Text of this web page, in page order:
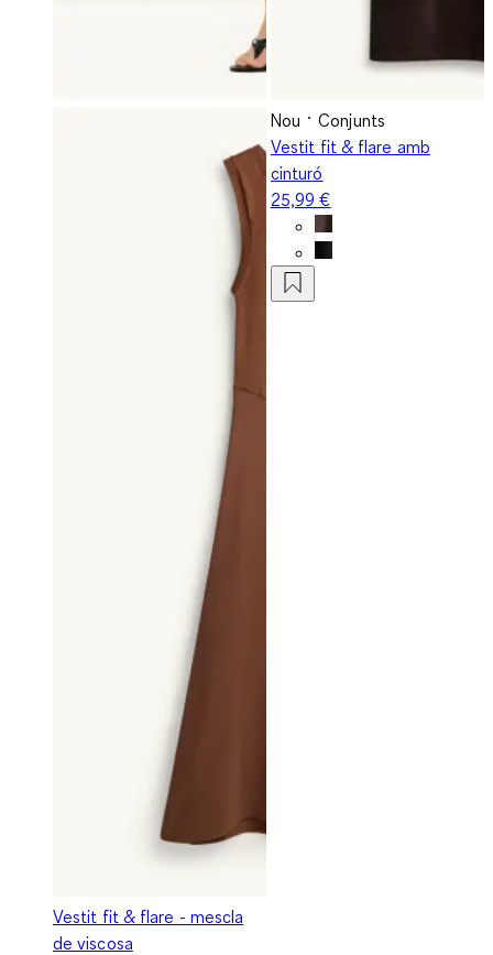
Vestit fit & flare - mescla
de viscosa
Nou
Conjunts
Vestit fit & flare amb
cinturó
25,99 €